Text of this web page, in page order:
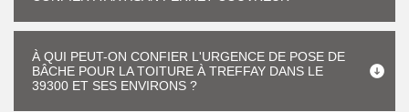
À QUI PEUT-ON CONFIER L'URGENCE DE POSE DE
BÂCHE POUR LA TOITURE À TREFFAY DANS LE
39300 ET SES ENVIRONS ?